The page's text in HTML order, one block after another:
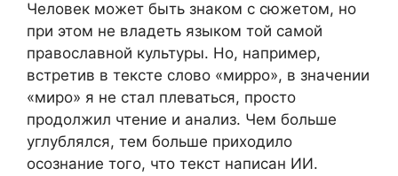
Человек может быть знаком с сюжетом, но
при этом не владеть языком той самой
православной культуры. Но, например,
встретив в тексте слово «мирро», в значении
«миро» я не стал плеваться, просто
продолжил чтение и анализ. Чем больше
углублялся, тем больше приходило
осознание того, что текст написан ИИ.